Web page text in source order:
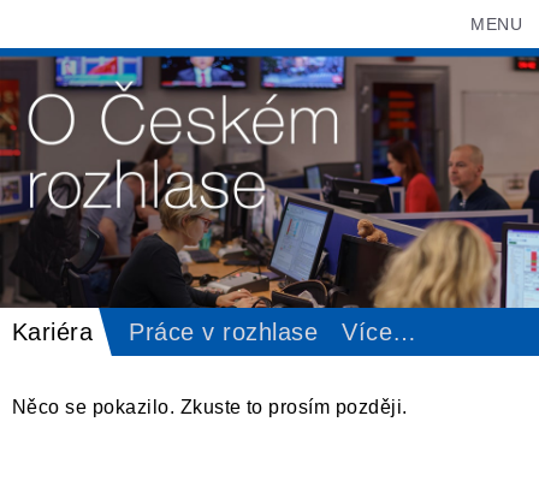
MENU
Kariéra Práce v rozhlase Více…
Něco se pokazilo. Zkuste to prosím později.